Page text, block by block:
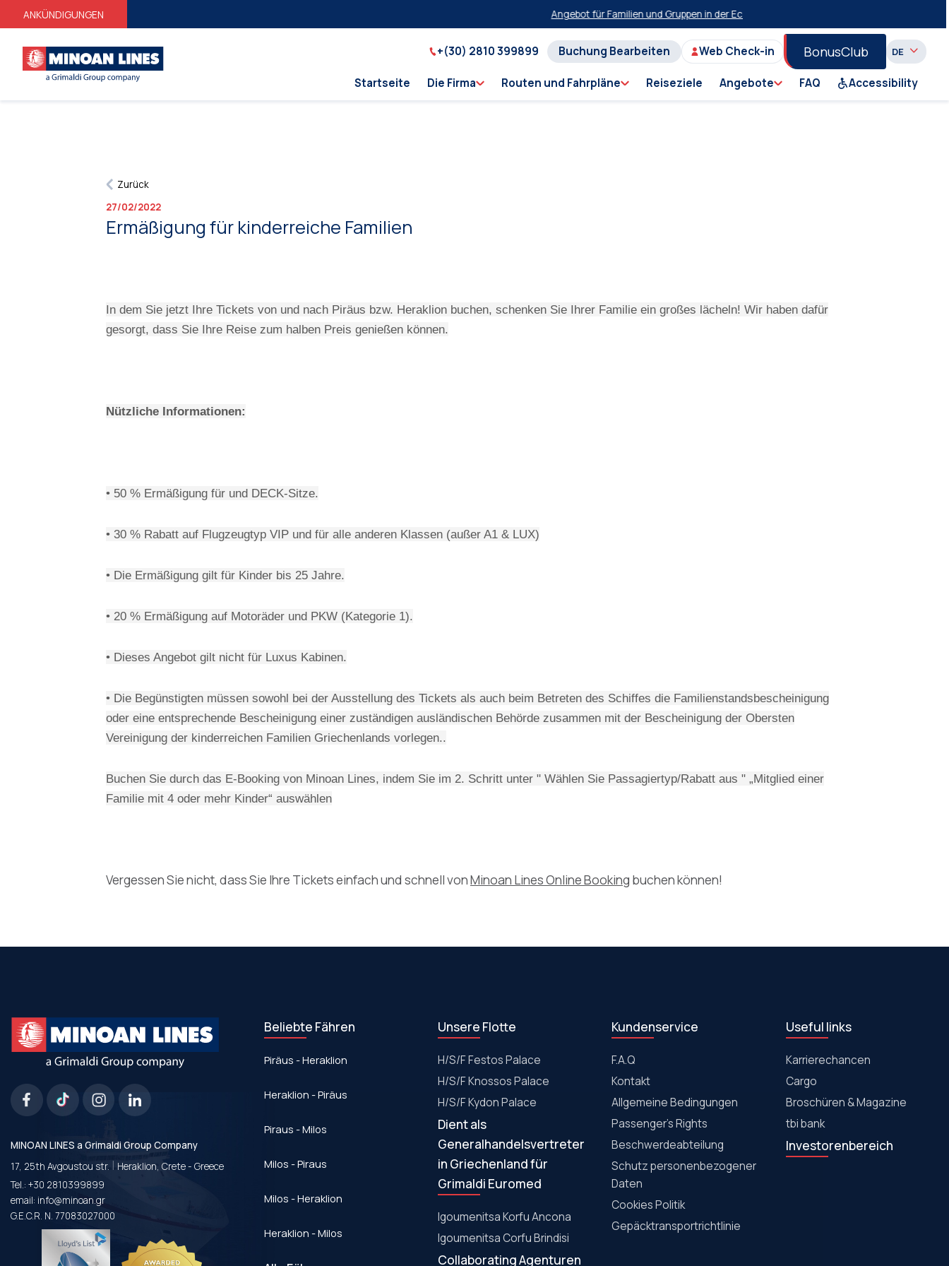
ANKÜNDIGUNGEN Angebot für Familien und Gruppen in der Economy-Klasse auf der Strecke Piraeus-Milos-
+(30) 2810 399899 Buchung Bearbeiten Web Check-in BonusClub
Startseite Die Firma Routen und Fahrpläne Reiseziele Angebote FAQ Accessibility
Zurück
27/02/2022
Ermäßigung für kinderreiche Familien
In dem Sie jetzt Ihre Tickets von und nach Piräus bzw. Heraklion buchen, schenken Sie Ihrer Familie ein großes lächeln! Wir haben dafür
gesorgt, dass Sie Ihre Reise zum halben Preis genießen können.
Nützliche Informationen:
• 50 % Ermäßigung für und DECK-Sitze.
• 30 % Rabatt auf Flugzeugtyp VIP und für alle anderen Klassen (außer A1 & LUX)
• Die Ermäßigung gilt für Kinder bis 25 Jahre.
• 20 % Ermäßigung auf Motoräder und PKW (Kategorie 1).
• Dieses Angebot gilt nicht für Luxus Kabinen.
• Die Begünstigten müssen sowohl bei der Ausstellung des Tickets als auch beim Betreten des Schiffes die Familienstandsbescheinigung
oder eine entsprechende Bescheinigung einer zuständigen ausländischen Behörde zusammen mit der Bescheinigung der Obersten
Vereinigung der kinderreichen Familien Griechenlands vorlegen..
Buchen Sie durch das E-Booking von Minoan Lines, indem Sie im 2. Schritt unter " Wählen Sie Passagiertyp/Rabatt aus " „Mitglied einer
Familie mit 4 oder mehr Kinder“ auswählen
Vergessen Sie nicht, dass Sie Ihre Tickets einfach und schnell vonMinoan Lines Online Booking buchen können!
MINOAN LINES a Grimaldi Group Company
17, 25th Avgoustou str. | Heraklion, Crete - Greece
Tel.: +30 2810399899
email: info@minoan.gr
G.E.C.R. N. 77083027000
Beliebte Fähren
Piräus - Heraklion
Heraklion - Piräus
Piraus - Milos
Milos - Piraus
Milos - Heraklion
Heraklion - Milos
Unsere Flotte
Η/S/F Festos Palace
H/S/F Knossos Palace
Η/S/F Kydon Palace
Dient als
Generalhandelsvertreter
in Griechenland für
Grimaldi Euromed
Igoumenitsa Korfu Ancona
Igoumenitsa Corfu Brindisi
Collaborating Agenturen
Kundenservice
F.A.Q
Kontakt
Allgemeine Bedingungen
Passenger's Rights
Beschwerdeabteilung
Schutz personenbezogener
Daten
Cookies Politik
Gepäcktransportrichtlinie
Useful links
Karrierechancen
Cargo
Broschüren & Magazine
tbi bank
Investorenbereich